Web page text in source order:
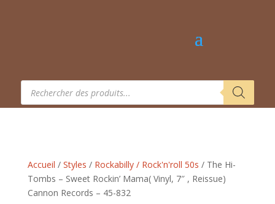
Recherche
produits
Accueil / Styles / Rockabilly / Rock'n'roll 50s / The Hi-
Tombs – Sweet Rockin’ Mama( Vinyl, 7″ , Reissue)
Cannon Records – 45-832